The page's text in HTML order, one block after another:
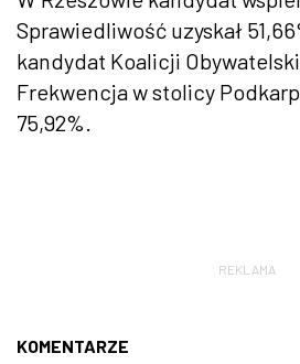
Sprawiedliwość uzyskał
kandydat Koalicji
Frekwencja w stolicy
75,92%.
REKLAMA
KOMENTARZE